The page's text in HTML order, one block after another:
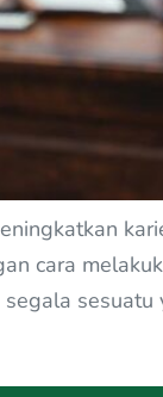
cara